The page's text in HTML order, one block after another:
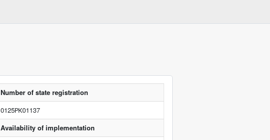
Number of state registration
0125РК01137
Availability of implementation